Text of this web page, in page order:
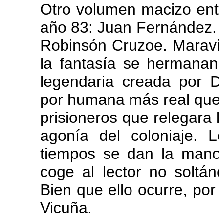
Otro volumen macizo
año 83: Juan
Robinsón Cruzoe.
la fantasía se
legendaria creada por
por humana más real
prisioneros que
agonía del coloniaje.
tiempos se dan la
coge al lector no
Bien que ello ocurre,
Vicuña.